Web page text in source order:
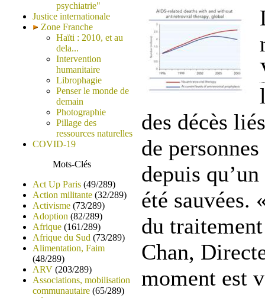
psychiatrie"
Justice internationale
Zone Franche
Haïti : 2010, et au
dela...
Intervention
humanitaire
Librophagie
Penser le monde de
demain
Photographie
Pillage des
ressources naturelles
COVID-19
Mots-Clés
Act Up Paris (49/289)
Action militante (32/289)
Activisme (73/289)
Adoption (82/289)
Afrique (161/289)
Afrique du Sud (73/289)
Alimentation, Faim
(48/289)
ARV (203/289)
Associations, mobilisation
communautaire (65/289)
des décès
de
depuis
été sauvées.
du
Chan,
moment est